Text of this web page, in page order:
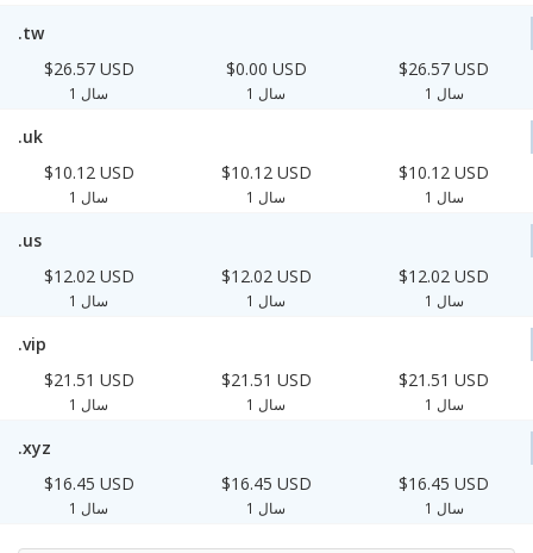
.tw
$26.57 USD
1 سال
$0.00 USD
1 سال
$26.57 USD
1 سال
.uk
$10.12 USD
1 سال
$10.12 USD
1 سال
$10.12 USD
1 سال
.us
$12.02 USD
1 سال
$12.02 USD
1 سال
$12.02 USD
1 سال
.vip
$21.51 USD
1 سال
$21.51 USD
1 سال
$21.51 USD
1 سال
.xyz
$16.45 USD
1 سال
$16.45 USD
1 سال
$16.45 USD
1 سال